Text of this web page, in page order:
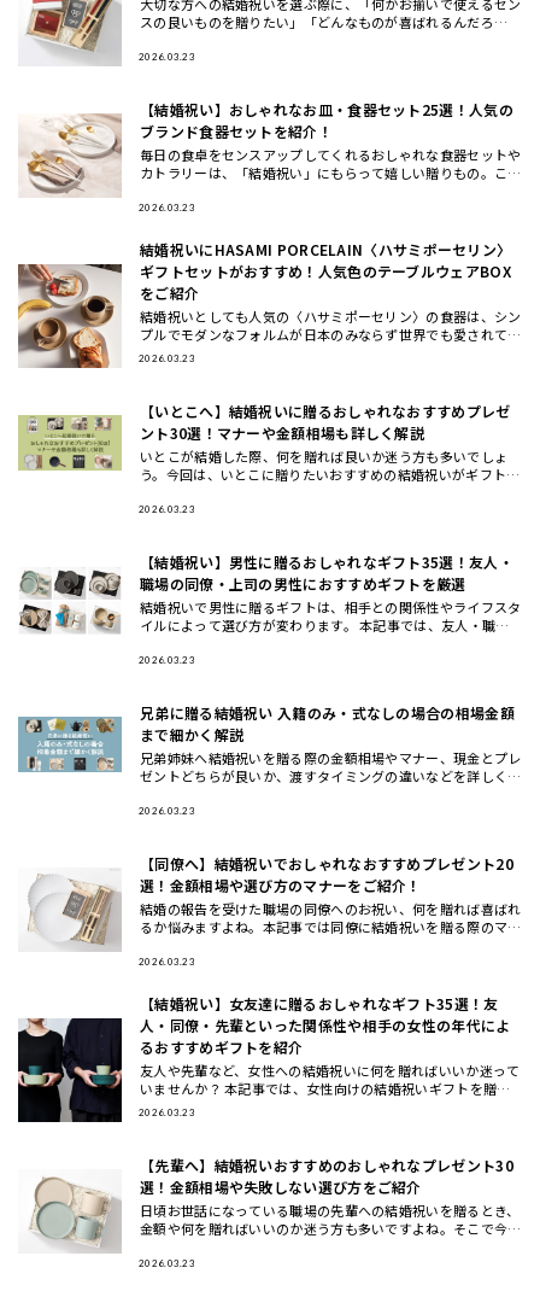
大切な方への結婚祝いを選ぶ際に、「何かお揃いで使えるセン
スの良いものを贈りたい」「どんなものが喜ばれるんだろ
OP
2026.03.23
【結婚祝い】おしゃれなお皿・食器セット25選！人気の
ブランド食器セットを紹介！
毎日の食卓をセンスアップしてくれるおしゃれな食器セットや
カトラリーは、「結婚祝い」にもらって嬉しい贈りもの。ここ
って嬉しいテ
2026.03.23
結婚祝いにHASAMI PORCELAIN〈ハサミポーセリン〉
ギフトセットがおすすめ！人気色のテーブルウェアBOX
をご紹介
結婚祝いとしても人気の〈ハサミポーセリン〉の食器は、シン
プルでモダンなフォルムが日本のみならず世界でも愛されてお
り今、注目のテーブルウェアブランド。今回は、波佐見焼の伝
2026.03.23
【いとこへ】結婚祝いに贈るおしゃれなおすすめプレゼ
ント30選！マナーや金額相場も詳しく解説
いとこが結婚した際、何を贈れば良いか迷う方も多いでしょ
う。今回は、いとこに贈りたいおすすめの結婚祝いがギフトの
す。おしゃれで洗
2026.03.23
【結婚祝い】男性に贈るおしゃれなギフト35選！友人・
職場の同僚・上司の男性におすすめギフトを厳選
結婚祝いで男性に贈るギフトは、相手との関係性やライフスタ
イルによって選び方が変わります。 本記事では、友人・職場
代・30代・4
2026.03.23
兄弟に贈る結婚祝い 入籍のみ・式なしの場合の相場金額
まで細かく解説
兄弟姉妹へ結婚祝いを贈る際の金額相場やマナー、現金とプレ
ゼントどちらが良いか、渡すタイミングの違いなどを詳しく解
いギフトの選
2026.03.23
【同僚へ】結婚祝いでおしゃれなおすすめプレゼント20
選！金額相場や選び方のマナーをご紹介！
結婚の報告を受けた職場の同僚へのお祝い、何を贈れば喜ばれ
るか悩みますよね。本記事では同僚に結婚祝いを贈る際のマナ
ゼント20選
2026.03.23
【結婚祝い】女友達に贈るおしゃれなギフト35選！友
人・同僚・先輩といった関係性や相手の女性の年代によ
るおすすめギフトを紹介
友人や先輩など、女性への結婚祝いに何を贈ればいいか迷って
いませんか？ 本記事では、女性向けの結婚祝いギフトを贈る
相手別（女友達・同僚・先輩/上司・後輩/部下）と、年代別
2026.03.23
【先輩へ】結婚祝いおすすめのおしゃれなプレゼント30
選！金額相場や失敗しない選び方をご紹介
日頃お世話になっている職場の先輩への結婚祝いを贈るとき、
金額や何を贈ればいいのか迷う方も多いですよね。そこで今回
などのマナー
2026.03.23